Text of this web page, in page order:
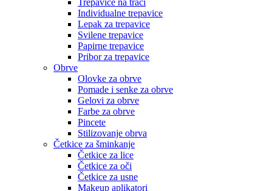
Trepavice na traci
Individualne trepavice
Lepak za trepavice
Svilene trepavice
Papirne trepavice
Pribor za trepavice
Obrve
Olovke za obrve
Pomade i senke za obrve
Gelovi za obrve
Farbe za obrve
Pincete
Stilizovanje obrva
Četkice za šminkanje
Četkice za lice
Četkice za oči
Četkice za usne
Makeup aplikatori